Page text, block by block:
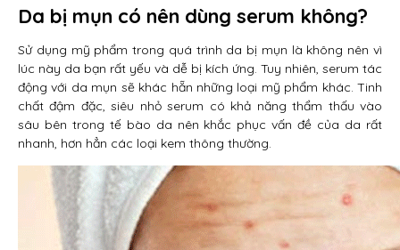
Da bị mụn có nên dùng serum không?
Sử dụng mỹ phẩm trong quá trình da bị mụn là không nên vì
lúc này da bạn rất yếu và dễ bị kích ứng. Tuy nhiên, serum tác
động với da mụn sẽ khác hẵn những loại mỹ phẩm khác. Tinh
chất đậm đặc, siêu nhỏ serum có khả năng thẩm thấu vào
sâu bên trong tế bào da nên khắc phục vấn đề của da rất
nhanh, hơn hẳn các loại kem thông thường.